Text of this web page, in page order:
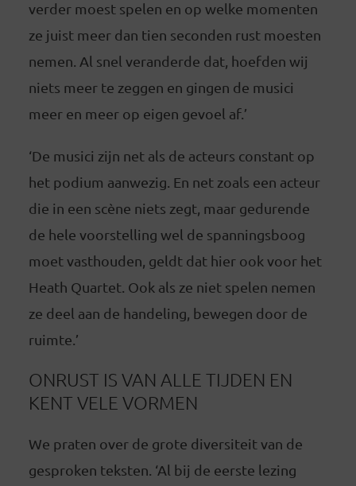
verder moest spelen en op welke momenten
ze juist meer dan tien seconden rust moesten
nemen. Al snel veranderde dat, hoefden wij
niets meer te zeggen en gingen de musici
meer en meer op eigen gevoel af.’
‘De musici zijn net als de acteurs constant op
het podium aanwezig. En net zoals een acteur
die in een scène niets zegt, maar gedurende
de hele voorstelling wel de spanningsboog
moet vasthouden, geldt dat hier ook voor het
Heath Quartet. Ook als ze niet spelen nemen
ze deel aan de handeling, bewegen door de
ruimte.’
ONRUST IS VAN ALLE TIJDEN EN
KENT VELE VORMEN
We praten over de grote diversiteit van de
gesproken teksten. ‘Al bij de eerste lezing